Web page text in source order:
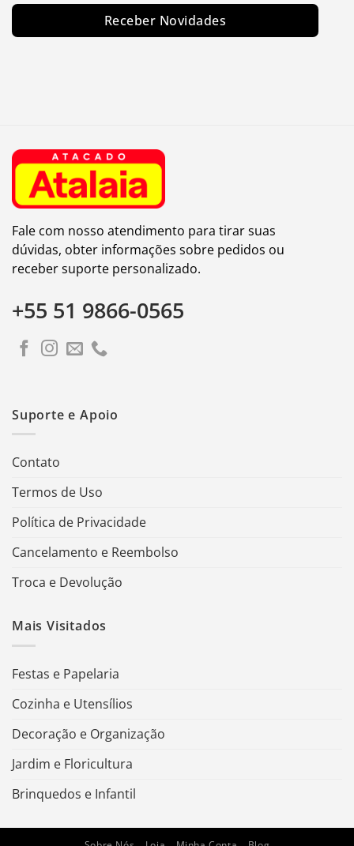
Receber Novidades
Fale com nosso atendimento para tirar suas
dúvidas, obter informações sobre pedidos ou
receber suporte personalizado.
+55 51 9866-0565
Suporte e Apoio
Contato
Termos de Uso
Política de Privacidade
Cancelamento e Reembolso
Troca e Devolução
Mais Visitados
Festas e Papelaria
Cozinha e Utensílios
Decoração e Organização
Jardim e Floricultura
Brinquedos e Infantil